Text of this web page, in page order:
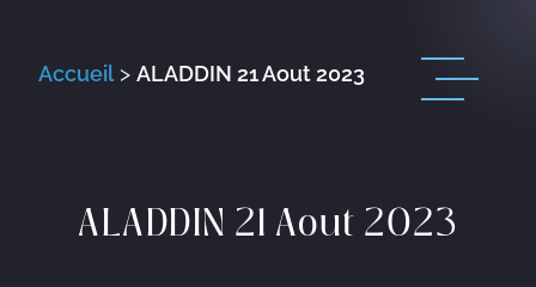
Accueil> ALADDIN 21 Aout 2023
ALADDIN 21 Aout 2023